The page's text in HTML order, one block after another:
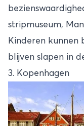
stripmuseum,
Kinderen kunnen
blijven slapen in
3. Kopenhagen